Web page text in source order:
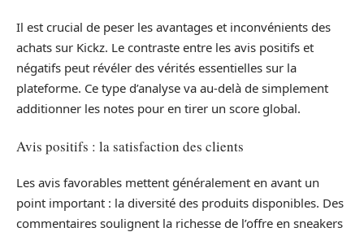
Il est crucial de peser les avantages et inconvénients des
achats sur Kickz. Le contraste entre les avis positifs et
négatifs peut révéler des vérités essentielles sur la
plateforme. Ce type d’analyse va au-delà de simplement
additionner les notes pour en tirer un score global.
Avis positifs : la satisfaction des clients
Les avis favorables mettent généralement en avant un
point important : la diversité des produits disponibles. Des
commentaires soulignent la richesse de l’offre en sneakers